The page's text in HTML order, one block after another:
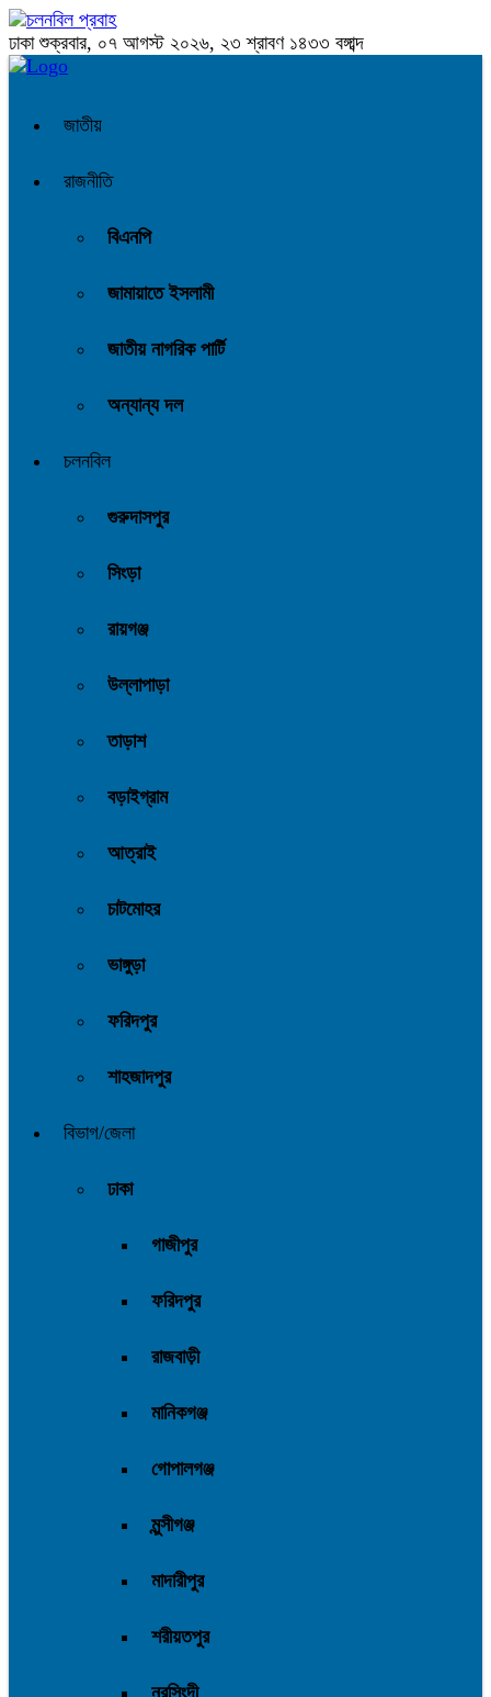
ঢাকাশুক্রবার, ০৭ আগস্ট ২০২৬, ২৩ শ্রাবণ ১৪৩৩ বঙ্গাব্দ
জাতীয়
রাজনীতি
বিএনপি
জামায়াতে ইসলামী
জাতীয় নাগরিক পার্টি
অন্যান্য দল
চলনবিল
গুরুদাসপুর
সিংড়া
রায়গঞ্জ
উল্লাপাড়া
তাড়াশ
বড়াইগ্রাম
আত্রাই
চাটমোহর
ভাঙ্গুড়া
ফরিদপুর
শাহজাদপুর
বিভাগ/জেলা
ঢাকা
গাজীপুর
ফরিদপুর
রাজবাড়ী
মানিকগঞ্জ
গোপালগঞ্জ
মুন্সীগঞ্জ
মাদারীপুর
শরীয়তপুর
নরসিংদী